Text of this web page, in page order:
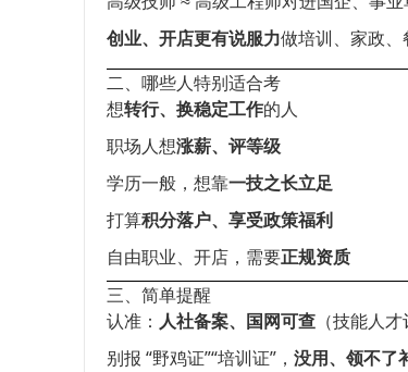
创业、开店更有说服力做培训、家政、
二、哪些人特别适合考
想转行、换稳定工作的人
职场人想涨薪、评等级
学历一般，想靠一技之长立足
打算积分落户、享受政策福利
自由职业、开店，需要正规资质
三、简单提醒
认准： 人社备案、国网可查 （技能人
别报 “野鸡证”“培训证”， 没用、领不了